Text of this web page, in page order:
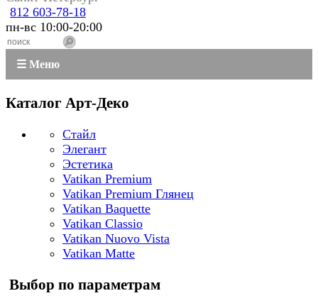
812 603-78-18
пн-вс 10:00-20:00
☰ Меню
Каталог Арт-Деко
Стайл
Элегант
Эстетика
Vatikan Premium
Vatikan Premium Глянец
Vatikan Baquette
Vatikan Classio
Vatikan Nuovo Vista
Vatikan Matte
Выбор по параметрам